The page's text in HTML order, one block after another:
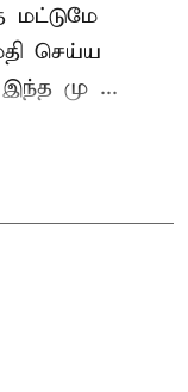
மட்டுமே
செய்ய
இந்த மு ...